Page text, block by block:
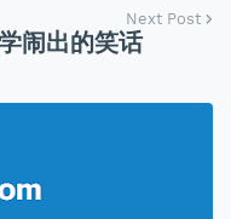
Next Post
闹出的笑话